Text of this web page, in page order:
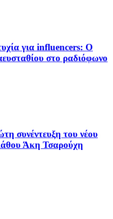
για influencers: Ο
στο ραδιόφωνο
του νέου
Άκη Τσαρούχη